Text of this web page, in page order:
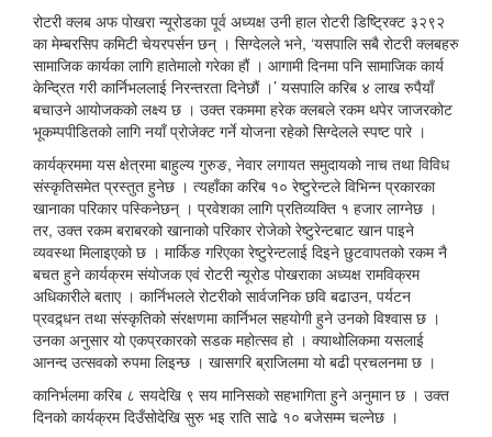
रोटरी क्लब अफ पोखरा न्यूरोडका पूर्व अध्यक्ष उनी हाल रोटरी डिष्ट्रिक्ट ३२९२
का मेम्बरसिप कमिटी चेयरपर्सन छन् । सिग्देलले भने, ‘यसपालि सबै रोटरी क्लबहरु
सामाजिक कार्यका लागि हातेमालो गरेका हौं । आगामी दिनमा पनि सामाजिक कार्य
केन्द्रित गरी कार्निभललाई निरन्तरता दिनेछौं ।’ यसपालि करिब ४ लाख रुपैयाँ
बचाउने आयोजकको लक्ष्य छ । उक्त रकममा हरेक क्लबले रकम थपेर जाजरकोट
भूकम्पपीडितको लागि नयाँ प्रोजेक्ट गर्ने योजना रहेको सिग्देलले स्पष्ट पारे ।
कार्यक्रममा यस क्षेत्रमा बाहुल्य गुरुङ, नेवार लगायत समुदायको नाच तथा विविध
संस्कृतिसमेत प्रस्तुत हुनेछ । त्यहाँका करिब १० रेष्टुरेन्टले विभिन्न प्रकारका
खानाका परिकार पस्किनेछन् । प्रवेशका लागि प्रतिव्यक्ति १ हजार लाग्नेछ ।
तर, उक्त रकम बराबरको खानाको परिकार रोजेको रेष्टुरेन्टबाट खान पाइने
व्यवस्था मिलाइएको छ । मार्किङ गरिएका रेष्टुरेन्टलाई दिइने छुटवापतको रकम नै
बचत हुने कार्यक्रम संयोजक एवं रोटरी न्यूरोड पोखराका अध्यक्ष रामविक्रम
अधिकारीले बताए । कार्निभलले रोटरीको सार्वजनिक छवि बढाउन, पर्यटन
प्रवद्र्धन तथा संस्कृतिको संरक्षणमा कार्निभल सहयोगी हुने उनको विश्वास छ ।
उनका अनुसार यो एकप्रकारको सडक महोत्सव हो । क्याथोलिकमा यसलाई
आनन्द उत्सवको रुपमा लिइन्छ । खासगरि ब्राजिलमा यो बढी प्रचलनमा छ ।
कानिर्भलमा करिब ८ सयदेखि ९ सय मानिसको सहभागिता हुने अनुमान छ । उक्त
दिनको कार्यक्रम दिउँसोदेखि सुरु भइ राति साढे १० बजेसम्म चल्नेछ ।